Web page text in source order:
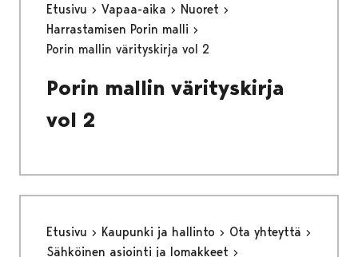
Etusivu Vapaa-aika
Nuoret
Harrastamisen Porin malli
Porin mallin värityskirja vol 2
Porin mallin värityskirja
vol 2
Etusivu Kaupunki ja hallinto
Ota yhteyttä
Sähköinen asiointi ja lomakkeet